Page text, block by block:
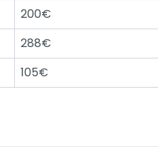
200€
288€
105€